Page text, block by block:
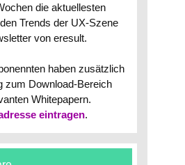
die aktuellesten
Trends der UX-Szene
von eresult.
haben zusätzlich
zum Download-Bereich
Whitepapern.
eintragen.